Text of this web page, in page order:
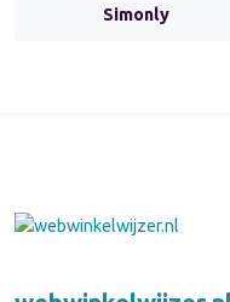
Simonly